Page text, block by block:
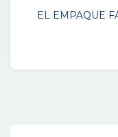
EL EMPAQUE